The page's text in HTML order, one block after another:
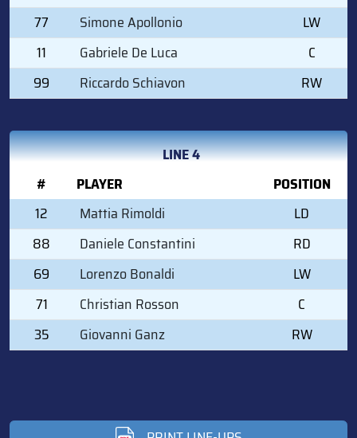
77
Simone Apollonio
LW
11
Gabriele De Luca
C
99
Riccardo Schiavon RW
LINE 4
#
PLAYER
POSITION
12
Mattia Rimoldi
LD
88
Daniele Constantini
RD
69
Lorenzo Bonaldi
LW
71
Christian Rosson
C
35
Giovanni Ganz RW